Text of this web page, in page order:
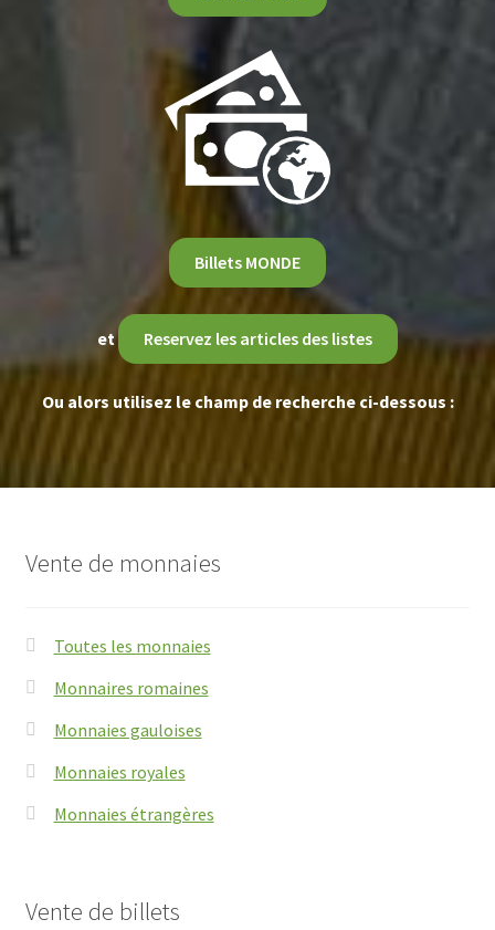
Billets MONDE
et Reservez les articles des listes
Ou alors utilisez le champ de recherche ci-dessous :
Vente de monnaies
Toutes les monnaies
Monnaires romaines
Monnaies gauloises
Monnaies royales
Monnaies étrangères
Vente de billets